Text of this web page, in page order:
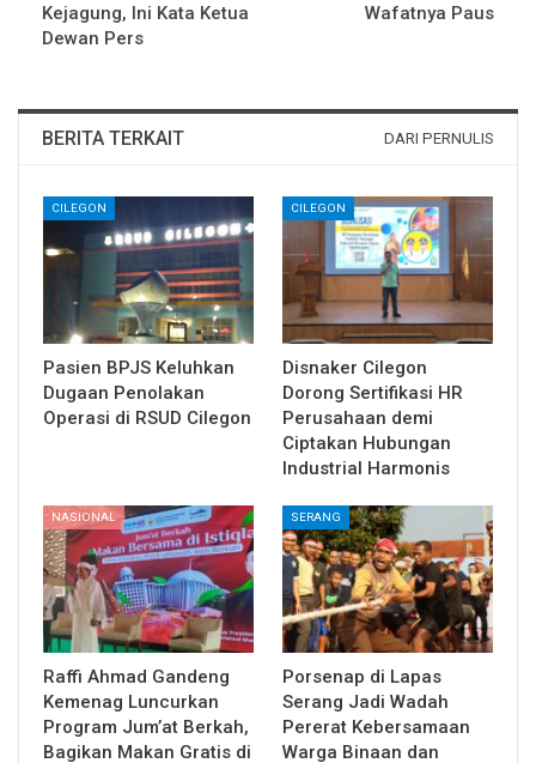
Kejagung, Ini Kata Ketua
Dewan Pers
Wafatnya Paus
BERITA TERKAIT DARI PERNULIS
CILEGON
Pasien BPJS Keluhkan
Dugaan Penolakan
Operasi di RSUD Cilegon
CILEGON
Disnaker Cilegon
Dorong Sertifikasi HR
Perusahaan demi
Ciptakan Hubungan
Industrial Harmonis
NASIONAL
Raffi Ahmad Gandeng
Kemenag Luncurkan
Program Jum’at Berkah,
Bagikan Makan Gratis di
SERANG
Porsenap di Lapas
Serang Jadi Wadah
Pererat Kebersamaan
Warga Binaan dan